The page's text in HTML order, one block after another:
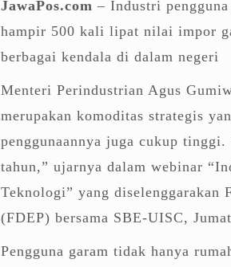
JawaPos.com – Industri
hampir 500 kali lipat nilai impor
berbagai kendala di dalam negeri
Menteri Perindustrian Agus
merupakan komoditas strategis
penggunaannya juga cukup
tahun,” ujarnya dalam webinar
Teknologi” yang
(FDEP) bersama SBE-UISC,
Pengguna garam tidak hanya